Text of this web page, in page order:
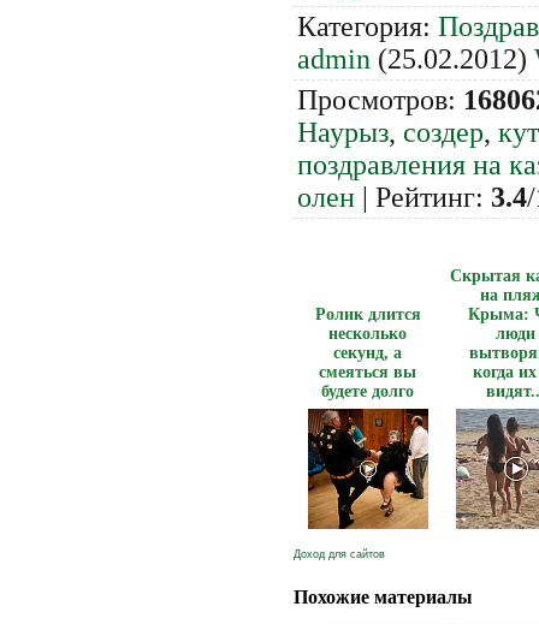
Категория:
admin (25.02.2012)
Просмотров:
Наурыз, создер,
поздравления на
олен
Рейтинг: 3.4/
Ролик длится
несколько
секунд, а
смеяться вы
будете долго
Скрытая
на
Крыма:
люди
когда
Доход для сайтов
Похожие материалы